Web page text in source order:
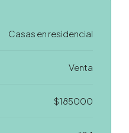
Casas en residencial
Venta
$185000